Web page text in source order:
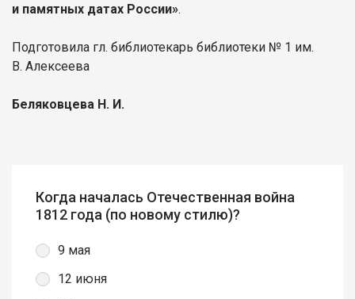
и памятных датах России».
Подготовила гл. библиотекарь библиотеки № 1 им.
В. Алексеева
Беляковцева Н. И.
Когда началась Отечественная война
1812 года (по новому стилю)?
9 мая
12 июня